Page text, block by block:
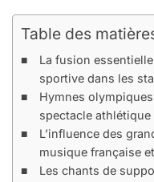
Table des
La fusion
sportive dans les
Hymnes
spectacle athlétique
L’influence des
musique française
Les chants de